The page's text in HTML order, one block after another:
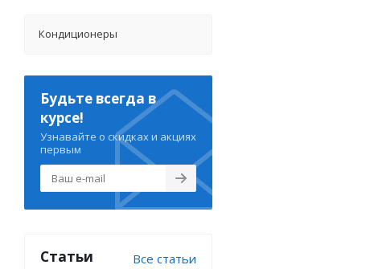
Кондиционеры
Будьте всегда в
курсе!
Узнавайте о скидках и акциях
первым
Статьи Все статьи